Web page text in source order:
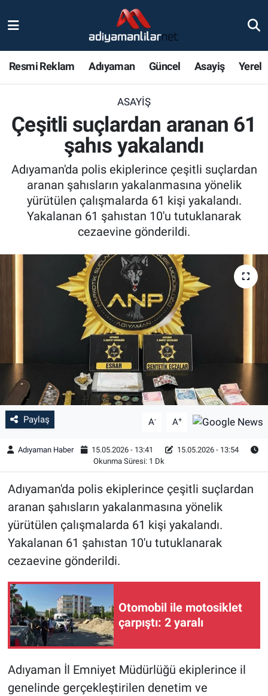
Resmi Reklam Adıyaman Güncel Asayiş Yerel
ASAYIŞ
Çeşitli suçlardan aranan 61
şahıs yakalandı
Adıyaman'da polis ekiplerince çeşitli suçlardan
aranan şahısların yakalanmasına yönelik
yürütülen çalışmalarda 61 kişi yakalandı.
Yakalanan 61 şahıstan 10'u tutuklanarak
cezaevine gönderildi.
Paylaş A- A+
Adıyaman Haber 15.05.2026 - 13:41
15.05.2026 - 13:54
Okunma Süresi: 1 Dk
Adıyaman'da polis ekiplerince çeşitli suçlardan
aranan şahısların yakalanmasına yönelik
yürütülen çalışmalarda 61 kişi yakalandı.
Yakalanan 61 şahıstan 10'u tutuklanarak
cezaevine gönderildi.
Otomobil ile motosiklet
çarpıştı: 2 yaralı
Adıyaman İl Emniyet Müdürlüğü ekiplerince il
genelinde gerçekleştirilen denetim ve
Magazin
Bölge Haberleri
Gündem
Özel Haber
Kültür Sanat
Ekonomi
Yaşam
BİLİM VE TEKNOLOJİ
Şambayat Haber
Nöbetçi Eczaneler
Adiyaman Namaz Vakitleri
Trafik Durumu
Süper Lig Puan Durumu ve Fikstür
Tüm Manşetler
Son Dakika Haberleri
Haber Arşivi